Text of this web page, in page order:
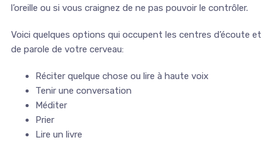
l’oreille ou si vous craignez de ne pas pouvoir le contrôler.
Voici quelques options qui occupent les centres d’écoute et
de parole de votre cerveau:
Réciter quelque chose ou lire à haute voix
Tenir une conversation
Méditer
Prier
Lire un livre